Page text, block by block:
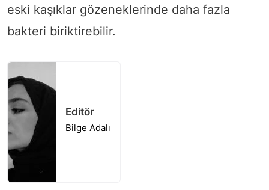
eski kaşıklar gözeneklerinde daha fazla
bakteri biriktirebilir.
Editör
Bilge Adalı